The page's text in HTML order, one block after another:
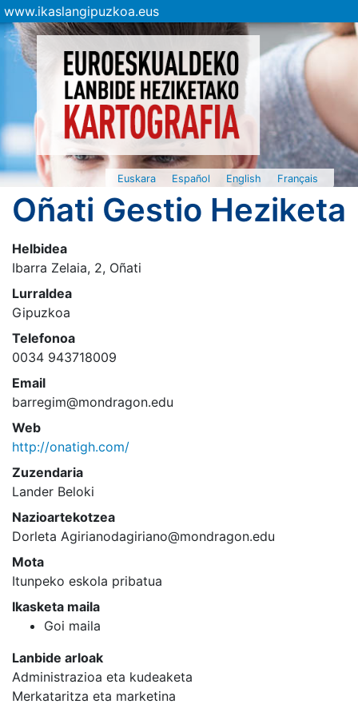
www.ikaslangipuzkoa.eus
Euskara Español English Français
Oñati Gestio Heziketa
Helbidea
Ibarra Zelaia, 2, Oñati
Lurraldea
Gipuzkoa
Telefonoa
0034 943718009
Email
barregim@mondragon.edu
Web
http://onatigh.com/
Zuzendaria
Lander Beloki
Nazioartekotzea
Dorleta Agirianodagiriano@mondragon.edu
Mota
Itunpeko eskola pribatua
Ikasketa maila
Goi maila
Lanbide arloak
Administrazioa eta kudeaketa
Merkataritza eta marketina